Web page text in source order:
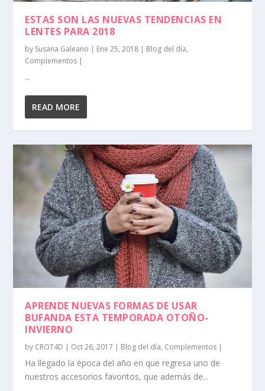
ESTAS SON LAS NUEVAS TENDENCIAS EN
LENTES PARA 2018
by Susana Galeano | Ene 25, 2018 | Blog del día,
Complementos |
...
READ MORE
APRENDE NUEVAS FORMAS DE USAR
BUFANDA ESTA TEMPORADA OTOÑO-
INVIERNO
by CROT4D | Oct 26, 2017 | Blog del día, Complementos |
Ha llegado la época del año en que regresa uno de
nuestros accesorios favoritos, que además de...